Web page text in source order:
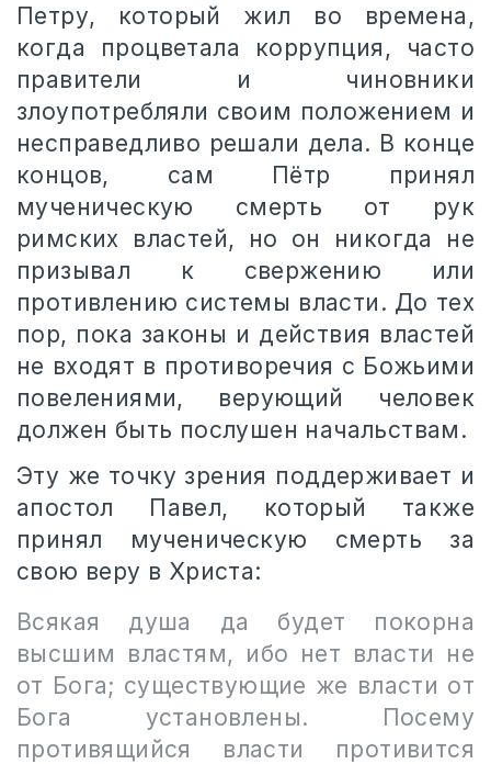
Петру, который жил во времена,
когда процветала коррупция, часто
правители и чиновники
злоупотребляли своим положением и
несправедливо решали дела. В конце
концов, сам Пётр принял
мученическую смерть от рук
римских властей, но он никогда не
призывал к свержению или
противлению системы власти. До тех
пор, пока законы и действия властей
не входят в противоречия с Божьими
повелениями, верующий человек
должен быть послушен начальствам.
Эту же точку зрения поддерживает и
апостол Павел, который также
принял мученическую смерть за
свою веру в Христа:
Всякая душа да будет покорна
высшим властям, ибо нет власти не
от Бога; существующие же власти от
Бога установлены. Посему
противящийся власти противится